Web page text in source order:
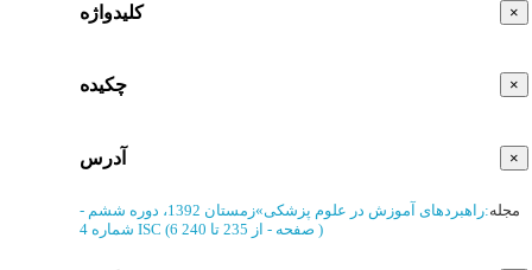
× کلیدواژه
× چکیده
× آدرس
مجله:راهبردهای آموزش در علوم پزشکی»
زمستان 1392، دوره ششم -
شماره 4 ISC (‎6 صفحه - )